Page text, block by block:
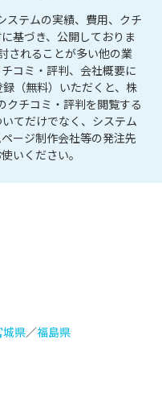
テムの実績、費用、クチ
基づき、公開しておりま
されることが多い他の業
コミ・評判、会社概要に
（無料）いただくと、株
チコミ・評判を閲覧する
てだけでなく、システム
ージ制作会社等の発注先
いください。
城県／福島県